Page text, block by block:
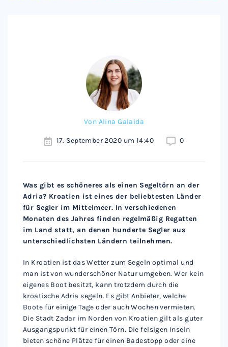
Von Alina Galaida
17. September 2020 um 14:40 0
Was gibt es schöneres als einen Segeltörn an der
Adria? Kroatien ist eines der beliebtesten Länder
für Segler im Mittelmeer. In verschiedenen
Monaten des Jahres finden regelmäßig Regatten
im Land statt, an denen hunderte Segler aus
unterschiedlichsten Ländern teilnehmen.
In Kroatien ist das Wetter zum Segeln optimal und
man ist von wunderschöner Natur umgeben. Wer kein
eigenes Boot besitzt, kann trotzdem durch die
kroatische Adria segeln. Es gibt Anbieter, welche
Boote für einige Tage oder auch Wochen vermieten.
Die Stadt Zadar im Norden von Kroatien gilt als guter
Ausgangspunkt für einen Törn. Die felsigen Inseln
bieten schöne Plätze für einen Badestopp oder eine